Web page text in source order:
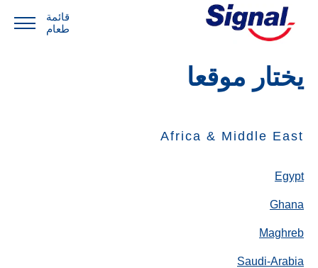
قائمة
طعام
يختار موقعا
Africa & Middle East
Egypt
Ghana
Maghreb
Saudi-Arabia